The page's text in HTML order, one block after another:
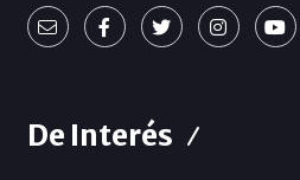
De Interés